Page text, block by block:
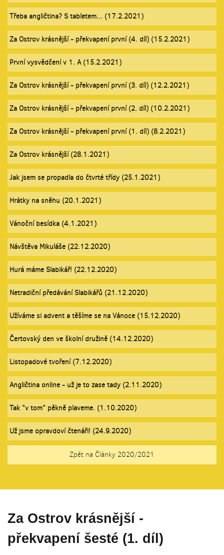
Třeba angličtina? S tabletem... (17.2.2021)
Za Ostrov krásnější - překvapení první (4. díl) (15.2.2021)
První vysvědčení v 1. A (15.2.2021)
Za Ostrov krásnější - překvapení první (3. díl) (12.2.2021)
Za Ostrov krásnější - překvapení první (2. díl) (10.2.2021)
Za Ostrov krásnější - překvapení první (1. díl) (8.2.2021)
Za Ostrov krásnější (28.1.2021)
Jak jsem se propadla do čtvrté třídy (25.1.2021)
Hrátky na sněhu (20.1.2021)
Vánoční besídka (4.1.2021)
Návštěva Mikuláše (22.12.2020)
Hurá máme Slabikář! (22.12.2020)
Netradiční předávání Slabikářů (21.12.2020)
Užíváme si advent a těšíme se na Vánoce (15.12.2020)
Čertovský den ve školní družině (14.12.2020)
Listopadové tvoření (7.12.2020)
Angličtina online - už je to zase tady (2.11.2020)
Tak "v tom" pěkně plaveme. (1.10.2020)
Už jsme opravdoví čtenáři! (24.9.2020)
Zpět na Články 2020/2021
Za Ostrov krásnější -
překvapení šesté (1. díl)